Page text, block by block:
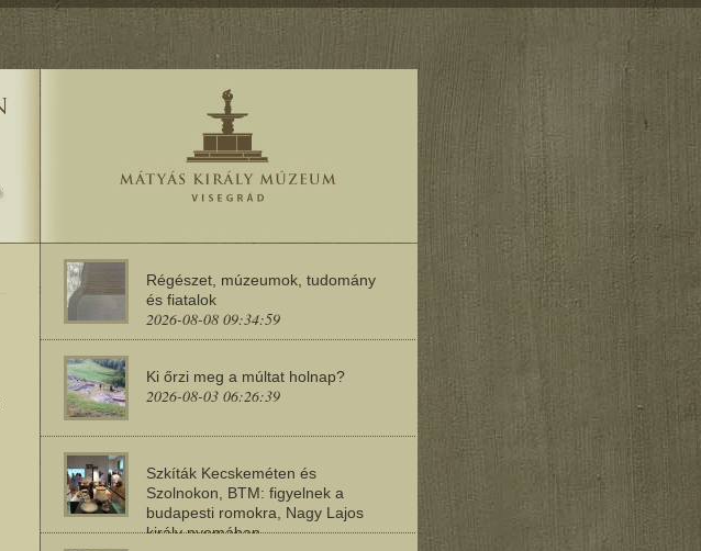
Régészet, múzeumok, tudomány
és fiatalok
2026-08-08 09:34:59
Ki őrzi meg a múltat holnap?
2026-08-03 06:26:39
Szkíták Kecskeméten és
Szolnokon, BTM: figyelnek a
budapesti romokra, Nagy Lajos
király nyomában